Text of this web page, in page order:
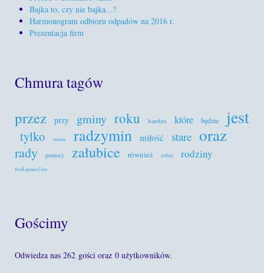
Bajka to, czy nie bajka...?
Harmonogram odbioru odpadów na 2016 r.
Prezentacja firm
Chmura tagów
przez przy gminy roku bardzo które będzie jest
tylko można radzymin miłość stare oraz
rady pomocy załubice również sobie rodziny
JoelLipman.Com
Gościmy
Odwiedza nas 262 gości oraz 0 użytkowników.